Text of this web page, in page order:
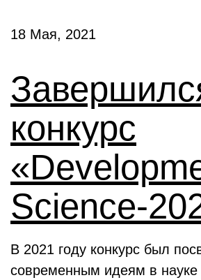
18 Мая, 2021
конкурс
Science-
В 2021 году конкурс был
современным идеям в науке